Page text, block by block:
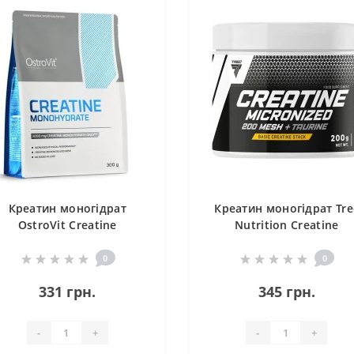
Креатин моногідрат
OstroVit Creatine
servings/ Pure
0
331 грн.
- +
Креатин моногідрат
Nutrition Creatine
Taurine 200 g /30
0
345 грн.
- +